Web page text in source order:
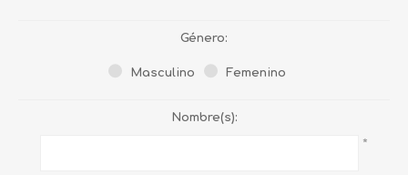
Género:
Masculino Femenino
Nombre(s):
*